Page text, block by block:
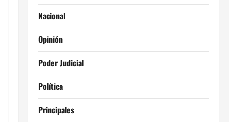
Nacional
Opinión
Poder Judicial
Política
Principales